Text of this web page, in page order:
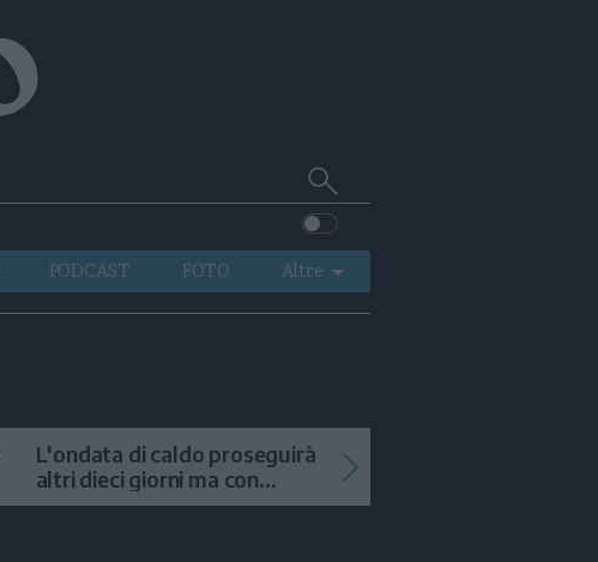
Cerca
su
Trentino
PODCAST FOTO
Altre
VIDEO
L'ondata di caldo proseguirà
altri dieci giorni ma con
temporali